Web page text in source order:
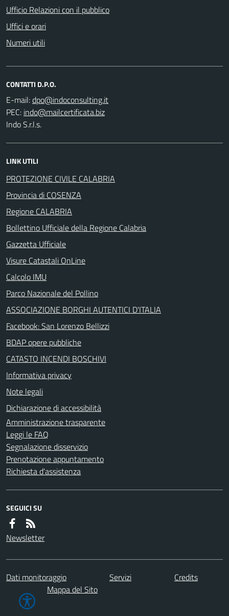
Ufficio Relazioni con il pubblico
Uffici e orari
Numeri utili
CONTATTI D.P.O.
E-mail:
PEC:
Indo S.r.l.s.
LINK UTILI
PROTEZIONE CIVILE CALABRIA
Provincia di COSENZA
Regione CALABRIA
Bollettino Ufficiale della Regione Calabria
Gazzetta Ufficiale
Visure Catastali OnLine
Calcolo IMU
Parco Nazionale del Pollino
ASSOCIAZIONE BORGHI AUTENTICI D'ITALIA
Facebook: San Lorenzo Bellizzi
BDAP opere pubbliche
CATASTO INCENDI BOSCHIVI
Informativa privacy
Note legali
Dichiarazione di accessibilità
Amministrazione trasparente
Leggi le FAQ
Segnalazione disservizio
Prenotazione appuntamento
Richiesta d'assistenza
SEGUICI SU
Newsletter
Dati monitoraggio Servizi
Credits
Mappa del Sito